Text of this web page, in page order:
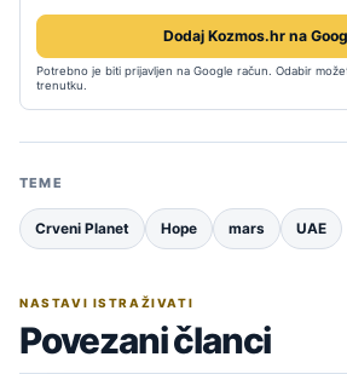
Dodaj Kozmos.hr na
Potrebno je biti prijavljen na Google račun. Odabir
trenutku.
TEME
Crveni Planet Hope mars UAE
NASTAVI ISTRAŽIVATI
Povezani članci